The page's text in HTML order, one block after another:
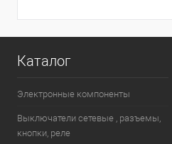
Каталог
Электронные компоненты
Выключатели сетевые , разъемы,
кнопки, реле